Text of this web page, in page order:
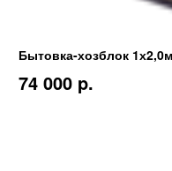
Бытовка-хозблок 1х2,0м
74 000 p.